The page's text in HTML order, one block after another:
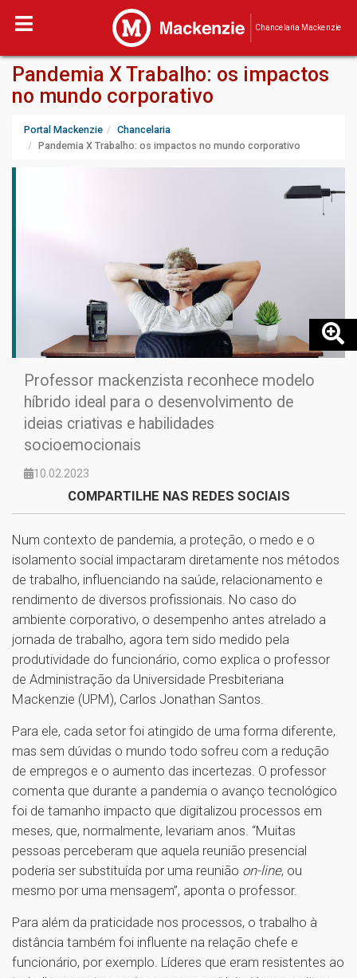
Chancelaria Mackenzie
Pandemia X Trabalho: os impactos
no mundo corporativo
Portal Mackenzie
Chancelaria
Pandemia X Trabalho: os impactos no mundo corporativo
Professor mackenzista reconhece modelo
híbrido ideal para o desenvolvimento de
ideias criativas e habilidades
socioemocionais
10.02.2023
COMPARTILHE NAS REDES SOCIAIS
Num contexto de pandemia, a proteção, o medo e o
isolamento social impactaram diretamente nos métodos
de trabalho, influenciando na saúde, relacionamento e
rendimento de diversos profissionais. No caso do
ambiente corporativo, o desempenho antes atrelado a
jornada de trabalho, agora tem sido medido pela
produtividade do funcionário, como explica o professor
de Administração da Universidade Presbiteriana
Mackenzie (UPM), Carlos Jonathan Santos.
Para ele, cada setor foi atingido de uma forma diferente,
mas sem dúvidas o mundo todo sofreu com a redução
de empregos e o aumento das incertezas. O professor
comenta que durante a pandemia o avanço tecnológico
foi de tamanho impacto que digitalizou processos em
meses, que, normalmente, levariam anos. “Muitas
pessoas perceberam que aquela reunião presencial
poderia ser substituída por uma reunião on-line, ou
mesmo por uma mensagem”, aponta o professor.
Para além da praticidade nos processos, o trabalho à
distância também foi influente na relação chefe e
funcionário, por exemplo. Líderes que eram resistentes ao